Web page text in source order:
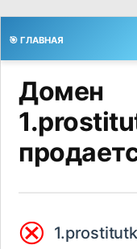
🎯 ГЛАВНАЯ
Домен
⮿